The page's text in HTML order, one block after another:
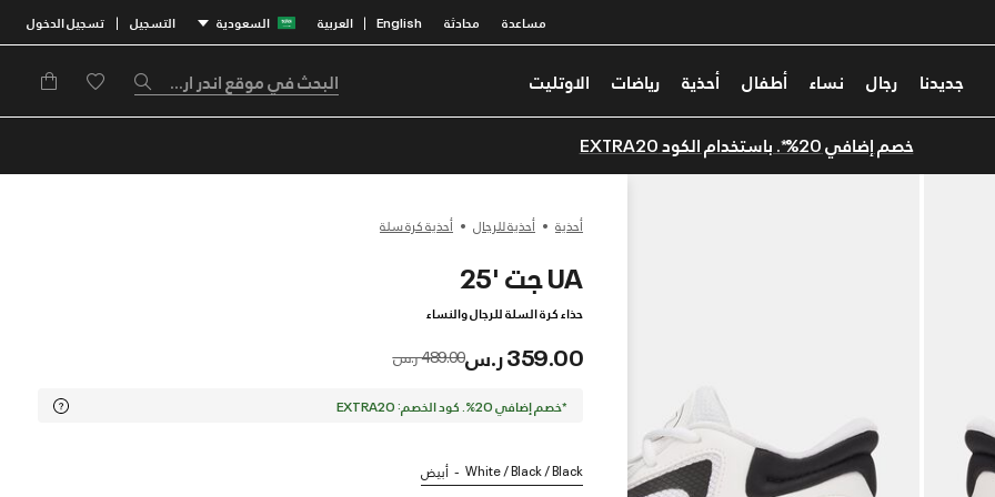
مساعدة محادثة English
| العربية السعودية التسجيل | تسجيل الدخول
جديدنا رجال نساء أطفال أحذية رياضات الاوتليت
خصم إضافي 20%*. باستخدام الكود EXTRA20
أحذية أحذية للرجال أحذية كرة سلة
UA جت '25
حذاء كرة السلة للرجال والنساء
359.00 ر.س Price reduced from
489.00 ر.س to
*خصم إضافي 20%. كود الخصم: EXTRA20
White / Black / Black أبيض